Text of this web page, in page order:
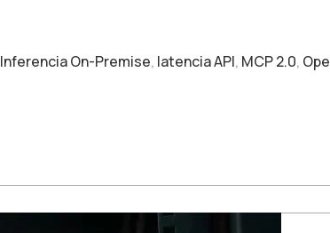
Inferencia On-Premise, latencia API, MCP 2.0,